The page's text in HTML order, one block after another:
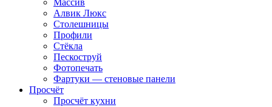
Массив
Алвик Люкс
Столешницы
Профили
Стёкла
Пескоструй
Фотопечать
Фартуки — стеновые панели
Просчёт
Просчёт кухни